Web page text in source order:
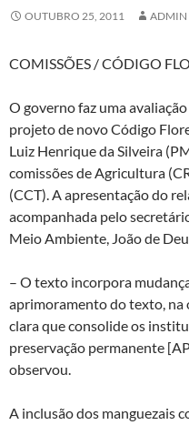
OUTUBRO 25, 2011 ADMIN
COMISSÕES / CÓDIGO
O governo faz uma
projeto de novo Código
Luiz Henrique da Silveira
comissões de Agricultura
(CCT). A apresentação do
acompanhada pelo
Meio Ambiente, João de
– O texto incorpora
aprimoramento do texto, na
clara que consolide os
preservação permanente
observou.
A inclusão dos manguezais